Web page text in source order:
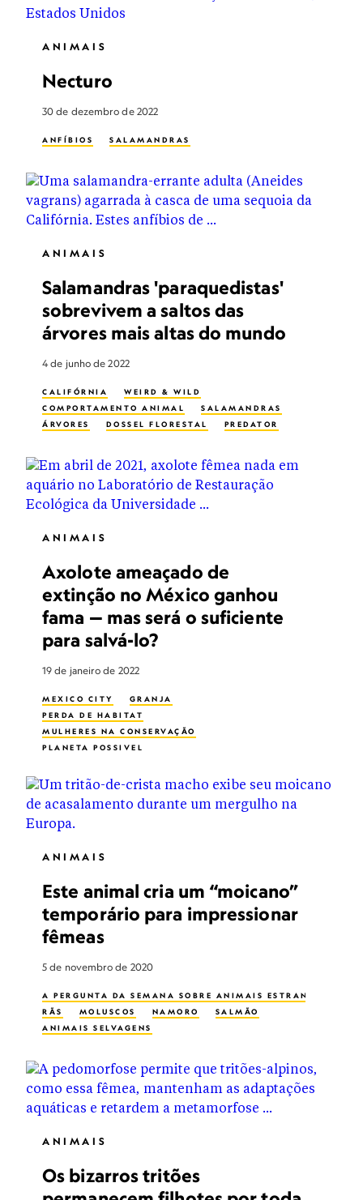
ANIMAIS
Necturo
30 de dezembro de 2022
ANFÍBIOS SALAMANDRAS
ANIMAIS
Salamandras 'paraquedistas'
sobrevivem a saltos das
árvores mais altas do mundo
4 de junho de 2022
CALIFÓRNIA
WEIRD & WILD
COMPORTAMENTO ANIMAL
SALAMANDRAS
ÁRVORES
DOSSEL FLORESTAL PREDATOR
ANIMAIS
Axolote ameaçado de
extinção no México ganhou
fama — mas será o suficiente
para salvá-lo?
19 de janeiro de 2022
MEXICO CITY
GRANJA
PERDA DE HABITAT
MULHERES NA CONSERVAÇÃO
PLANETA POSSIVEL
ANIMAIS
Este animal cria um “moicano”
temporário para impressionar
fêmeas
5 de novembro de 2020
A PERGUNTA DA SEMANA SOBRE ANIMAIS ESTRANHOS
RÃS
MOLUSCOS NAMORO
SALMÃO
ANIMAIS SELVAGENS
ANIMAIS
Os bizarros tritões